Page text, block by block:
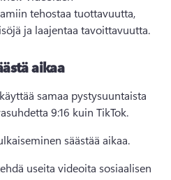
tehostaa tuottavuutta,
ja laajentaa tavoittavuutta.
aikaa
samaa pystysuuntaista
9:16 kuin TikTok.
säästää aikaa.
useita videoita sosiaalisen